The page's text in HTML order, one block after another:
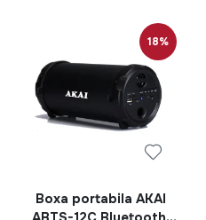
menite sa iti transforme
redare a continutului
CategoriaTV, Audio-Video
de ultima generatie pentru
comerciale. Fie ca iti
pentru filme si seriale, un
petreceri, o boxa Bluetooth
sau un aparat foto pentru
18%
Boxa portabila AKAI